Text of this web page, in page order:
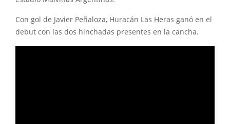
Con gol de Javier Peñaloza, Huracán Las Heras ganó en el
debut con las dos hinchadas presentes en la cancha.